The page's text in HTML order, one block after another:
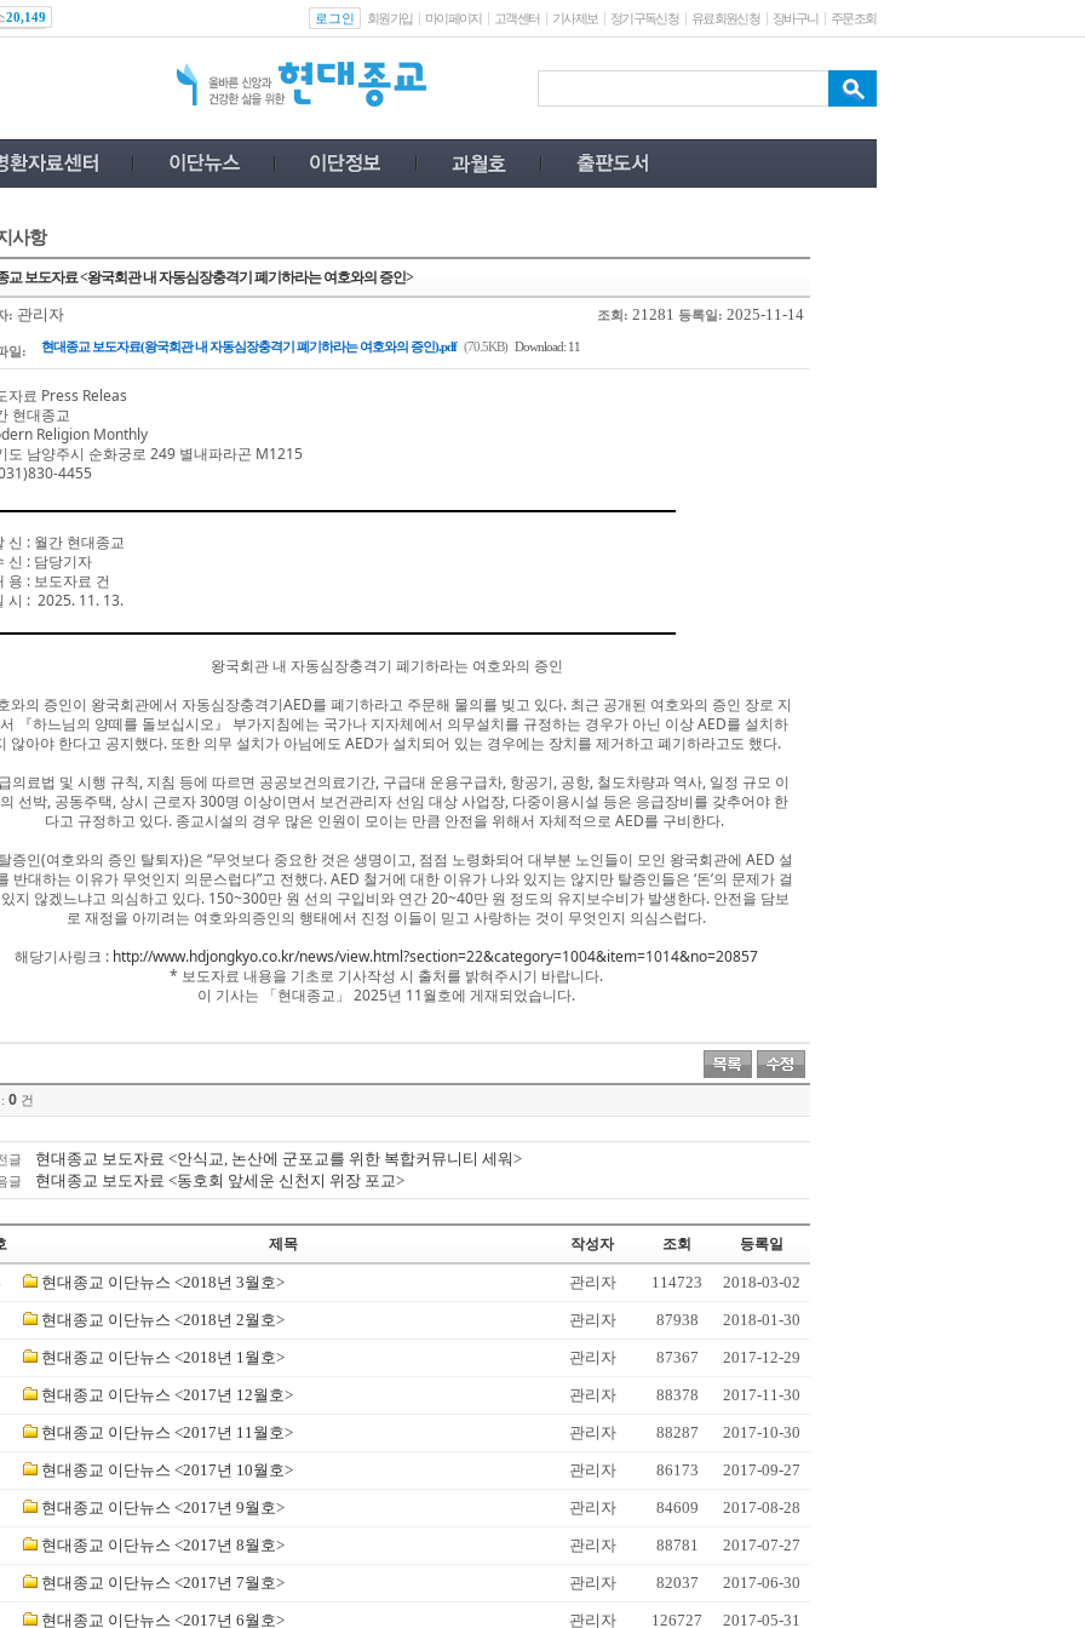
20,149 로그인 회원가입 마이페이지 고객센터 기사제보 정기구독신청 유료회원신청 장바구니 주문조회
사항
교 보도자료 <왕국회관 내 자동심장충격기 폐기하라는 여호와의 증인>
: 관리자 조회: 21281 등록일: 2025-11-14
일: 현대종교 보도자료(왕국회관 내 자동심장충격기 폐기하라는 여호와의 증인).pdf (70.5KB) Download: 11
자료 Press Releas
현대종교
Religion Monthly
도 남양주시 순화궁로 249 별내파라곤 M1215
4455
신 : 월간 현대종교
신 : 담당기자
용 : 보도자료 건
시 : 2025. 11. 13.
왕국회관 내 자동심장충격기 폐기하라는 여호와의 증인
와의 증인이 왕국회관에서 자동심장충격기AED를 폐기하라고 주문해 물의를 빚고 있다. 최근 공개된 여호와의 증인 장로 지
『하느님의 양떼를 돌보십시오』 부가지침에는 국가나 지자체에서 의무설치를 규정하는 경우가 아닌 이상 AED를 설치하
않아야 한다고 공지했다. 또한 의무 설치가 아님에도 AED가 설치되어 있는 경우에는 장치를 제거하고 폐기하라고도 했다.
의료법 및 시행 규칙, 지침 등에 따르면 공공보건의료기간, 구급대 운용구급차, 항공기, 공항, 철도차량과 역사, 일정 규모 이
선박, 공동주택, 상시 근로자 300명 이상이면서 보건관리자 선임 대상 사업장, 다중이용시설 등은 응급장비를 갖추어야 한
다고 규정하고 있다. 종교시설의 경우 많은 인원이 모이는 만큼 안전을 위해서 자체적으로 AED를 구비한다.
증인(여호와의 증인 탈퇴자)은 “무엇보다 중요한 것은 생명이고, 점점 노령화되어 대부분 노인들이 모인 왕국회관에 AED 설
반대하는 이유가 무엇인지 의문스럽다”고 전했다. AED 철거에 대한 이유가 나와 있지는 않지만 탈증인들은 ‘돈’의 문제가 걸
지 않겠느냐고 의심하고 있다. 150~300만 원 선의 구입비와 연간 20~40만 원 정도의 유지보수비가 발생한다. 안전을 담보
로 재정을 아끼려는 여호와의증인의 행태에서 진정 이들이 믿고 사랑하는 것이 무엇인지 의심스럽다.
해당기사링크 : http://www.hdjongkyo.co.kr/news/view.html?section=22&category=1004&item=1014&no=20857
* 보도자료 내용을 기초로 기사작성 시 출처를 밝혀주시기 바랍니다.
이 기사는 「현대종교」 2025년 11월호에 게재되었습니다.
0 건
글 현대종교 보도자료 <안식교, 논산에 군포교를 위한 복합커뮤니티 세워>
글 현대종교 보도자료 <동호회 앞세운 신천지 위장 포교>
제목 작성자 조회 등록일
현대종교 이단뉴스 <2018년 3월호> 관리자 114723 2018-03-02
현대종교 이단뉴스 <2018년 2월호> 관리자 87938 2018-01-30
현대종교 이단뉴스 <2018년 1월호> 관리자 87367 2017-12-29
현대종교 이단뉴스 <2017년 12월호> 관리자 88378 2017-11-30
현대종교 이단뉴스 <2017년 11월호> 관리자 88287 2017-10-30
현대종교 이단뉴스 <2017년 10월호> 관리자 86173 2017-09-27
현대종교 이단뉴스 <2017년 9월호> 관리자 84609 2017-08-28
현대종교 이단뉴스 <2017년 8월호> 관리자 88781 2017-07-27
현대종교 이단뉴스 <2017년 7월호> 관리자 82037 2017-06-30
현대종교 이단뉴스 <2017년 6월호> 관리자 126727 2017-05-31